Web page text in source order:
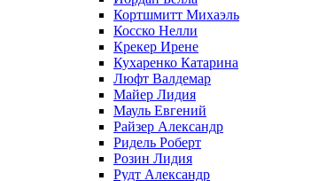
Кортшмитт Михаэль
Косско Нелли
Крекер Ирене
Кухаренко Катарина
Люфт Валдемaр
Майер Лидия
Мауль Евгений
Райзер Александр
Ридель Роберт
Розин Лидия
Рудт Александр